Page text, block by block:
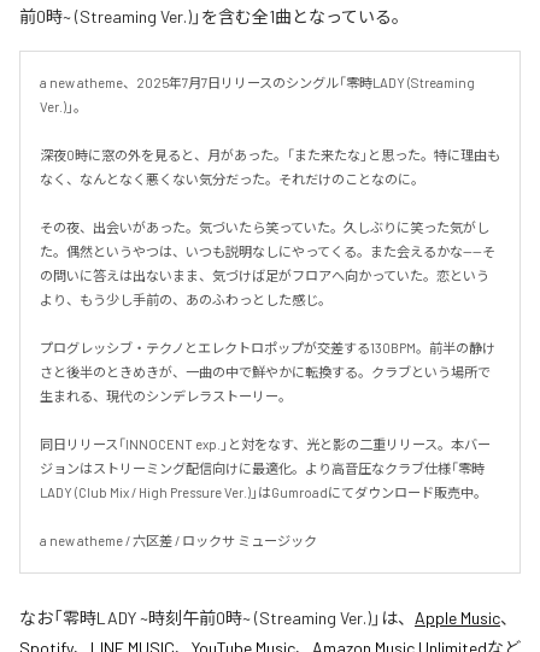
前0時~ (Streaming Ver.)」を含む全1曲となっている。
a new atheme、2025年7月7日リリースのシングル「零時LADY (Streaming
Ver.)」。
深夜0時に窓の外を見ると、月があった。「また来たな」と思った。特に理由も
なく、なんとなく悪くない気分だった。それだけのことなのに。
その夜、出会いがあった。気づいたら笑っていた。久しぶりに笑った気がし
た。偶然というやつは、いつも説明なしにやってくる。また会えるかな——そ
の問いに答えは出ないまま、気づけば足がフロアへ向かっていた。恋という
より、もう少し手前の、あのふわっとした感じ。
プログレッシブ・テクノとエレクトロポップが交差する130BPM。前半の静け
さと後半のときめきが、一曲の中で鮮やかに転換する。クラブという場所で
生まれる、現代のシンデレラストーリー。
同日リリース「INNOCENT exp.」と対をなす、光と影の二重リリース。本バー
ジョンはストリーミング配信向けに最適化。より高音圧なクラブ仕様「零時
LADY (Club Mix / High Pressure Ver.)」はGumroadにてダウンロード販売中。
a new atheme / 六区差 / ロックサ ミュージック
なお「零時LADY ~時刻午前0時~ (Streaming Ver.)」は、 Apple Music、